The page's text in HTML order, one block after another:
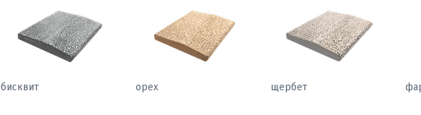
бисквит орех щербет